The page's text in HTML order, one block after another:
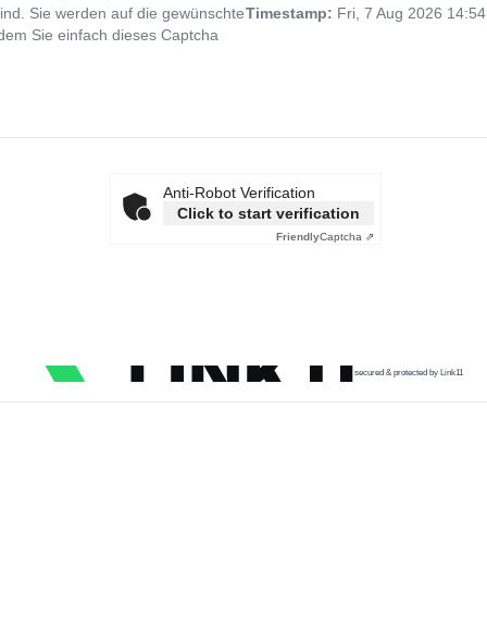
Sie werden auf die gewünschte
Sie einfach dieses Captcha
Timestamp: Fri, 7 Aug 2026
Anti-Robot Verification
Click to start verification
FriendlyCaptcha ⇗
secured & protected by Link11